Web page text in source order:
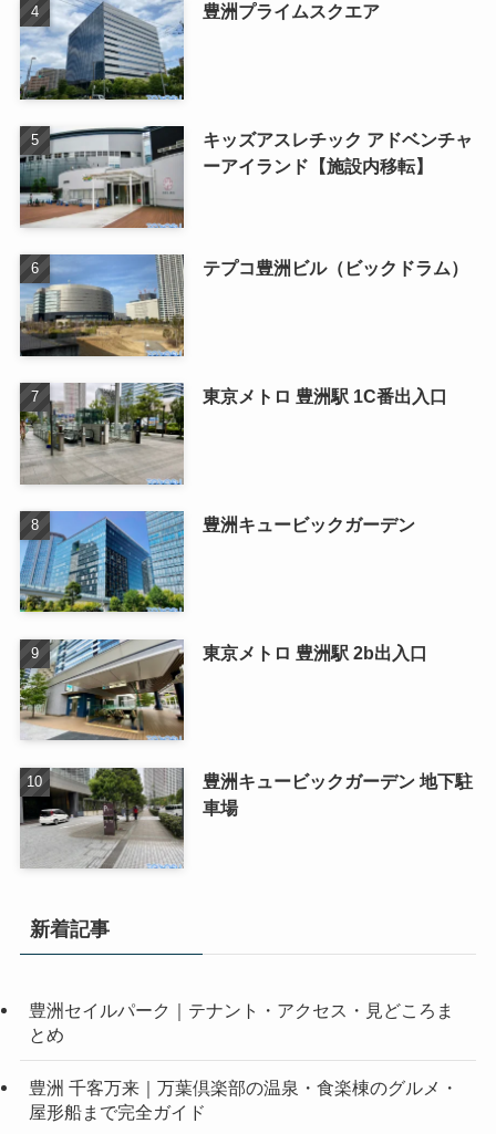
豊洲プライムスクエア
キッズアスレチック アドベンチャ
ーアイランド【施設内移転】
テプコ豊洲ビル（ビックドラム）
東京メトロ 豊洲駅 1C番出入口
豊洲キュービックガーデン
東京メトロ 豊洲駅 2b出入口
豊洲キュービックガーデン 地下駐
車場
新着記事
豊洲セイルパーク｜テナント・アクセス・見どころま
とめ
豊洲 千客万来｜万葉倶楽部の温泉・食楽棟のグルメ・
屋形船まで完全ガイド